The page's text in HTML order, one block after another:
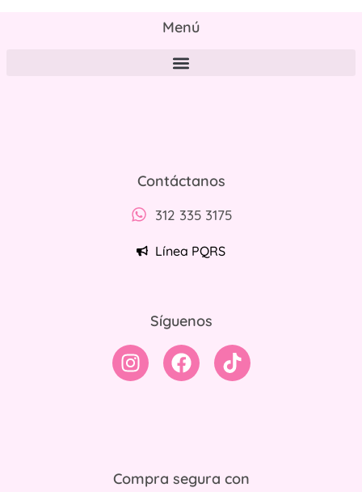
Menú
Contáctanos
312 335 3175
Línea PQRS
Síguenos
Compra segura con